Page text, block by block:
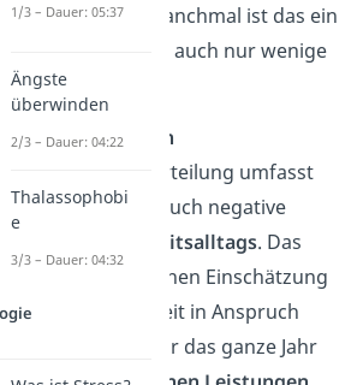
sollst. Manchmal ist das ein
es können aber auch nur wenige
sein.
Mache dir Notizen
gute Selbstbeurteilung umfasst
positive als auch negative
Arbeitsalltags. Das
einer solchen Einschätzung
daher einige Zeit in Anspruch
Wenn du dir das ganze Jahr
1/3 – Dauer: 05:37
Ängste
überwinden
2/3 – Dauer: 04:22
Thalassophobi
e
3/3 – Dauer: 04:32